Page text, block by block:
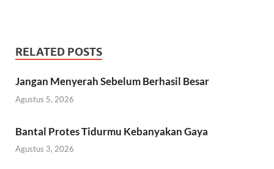
RELATED POSTS
Jangan Menyerah Sebelum Berhasil Besar
Agustus 5, 2026
Bantal Protes Tidurmu Kebanyakan Gaya
Agustus 3, 2026